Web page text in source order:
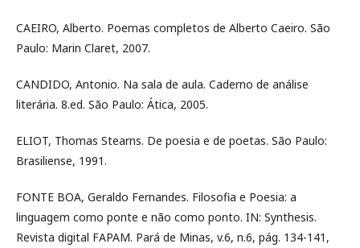
CAEIRO, Alberto. Poemas completos de Alberto Caeiro. São
Paulo: Marin Claret, 2007.
CANDIDO, Antonio. Na sala de aula. Caderno de análise
literária. 8.ed. São Paulo: Ática, 2005.
ELIOT, Thomas Stearns. De poesia e de poetas. São Paulo:
Brasiliense, 1991.
FONTE BOA, Geraldo Fernandes. Filosofia e Poesia: a
linguagem como ponte e não como ponto. IN: Synthesis.
Revista digital FAPAM. Pará de Minas, v.6, n.6, pág. 134-141,